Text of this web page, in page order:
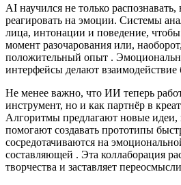
AI научился не только
реагировать на эмоции. Системы
лица, интонации и поведение,
момент разочарования или,
положительный опыт .
интерфейсы делают взаимодействие
Не менее важно, что ИИ теперь
инструмент, но и как партнёр в
Алгоритмы предлагают новые
помогают создавать прототипы
сосредотачиваются на
составляющей . Эта коллаборация
творчества и заставляет